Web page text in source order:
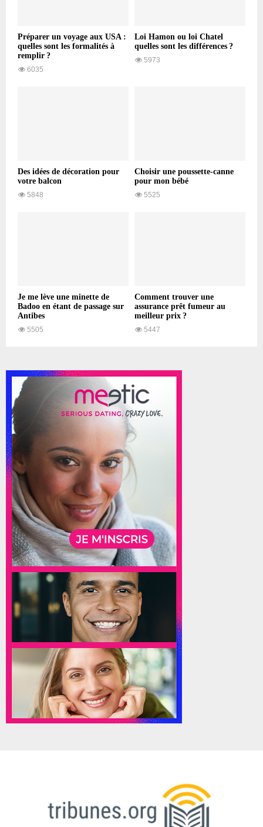
Préparer un voyage aux USA :
quelles sont les formalités à
remplir ?
6035
Loi Hamon ou loi Chatel
quelles sont les différences ?
5973
Des idées de décoration pour
votre balcon
5848
Choisir une poussette-canne
pour mon bébé
5525
Je me lève une minette de
Badoo en étant de passage sur
Antibes
5505
Comment trouver une
assurance prêt fumeur au
meilleur prix ?
5447